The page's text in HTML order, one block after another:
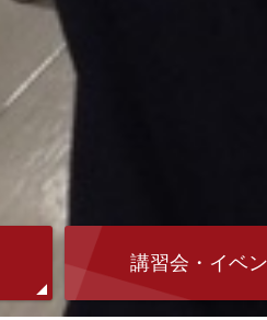
講習会・イベ